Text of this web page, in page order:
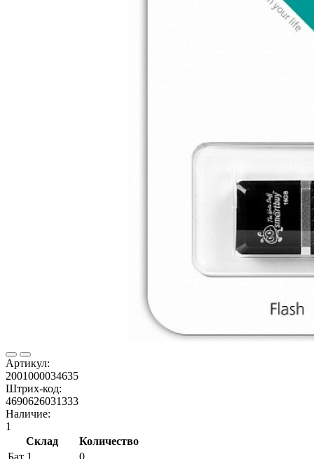
Артикул:
2001000034635
Штрих-код:
4690626031333
Наличие:
1
Склад
Количество
Бат 1
0